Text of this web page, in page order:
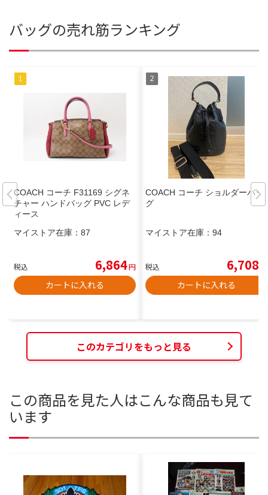
バッグの売れ筋ランキング
COACH コーチ F31169 シグネ
チャー ハンドバッグ PVC レデ
ィース
マイストア在庫： 87
税込 6,864円
カートに入れる
COACH コーチ ショルダーバッ
グ
マイストア在庫： 94
税込 6,708
カートに入れる
このカテゴリをもっと見る
この商品を見た人はこんな商品も見て
います